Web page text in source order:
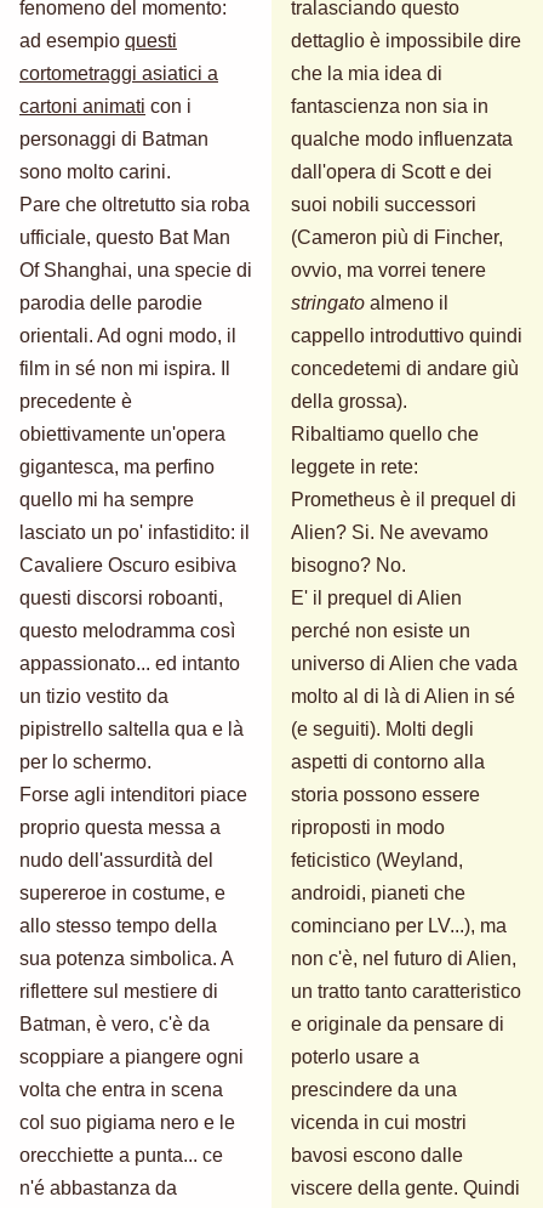
fenomeno del momento:
ad esempio questi
cortometraggi asiatici a
cartoni animati con i
personaggi di Batman
sono molto carini.
Pare che oltretutto sia roba
ufficiale, questo Bat Man
Of Shanghai, una specie di
parodia delle parodie
orientali. Ad ogni modo, il
film in sé non mi ispira. Il
precedente è
obiettivamente un'opera
gigantesca, ma perfino
quello mi ha sempre
lasciato un po' infastidito: il
Cavaliere Oscuro esibiva
questi discorsi roboanti,
questo melodramma così
appassionato... ed intanto
un tizio vestito da
pipistrello saltella qua e là
per lo schermo.
Forse agli intenditori piace
proprio questa messa a
nudo dell'assurdità del
supereroe in costume, e
allo stesso tempo della
sua potenza simbolica. A
riflettere sul mestiere di
Batman, è vero, c'è da
scoppiare a piangere ogni
volta che entra in scena
col suo pigiama nero e le
orecchiette a punta... ce
n'é abbastanza da
tralasciando questo
dettaglio è impossibile dire
che la mia idea di
fantascienza non sia in
qualche modo influenzata
dall'opera di Scott e dei
suoi nobili successori
(Cameron più di Fincher,
ovvio, ma vorrei tenere
stringato almeno il
cappello introduttivo quindi
concedetemi di andare giù
della grossa).
Ribaltiamo quello che
leggete in rete:
Prometheus è il prequel di
Alien? Si. Ne avevamo
bisogno? No.
E' il prequel di Alien
perché non esiste un
universo di Alien che vada
molto al di là di Alien in sé
(e seguiti). Molti degli
aspetti di contorno alla
storia possono essere
riproposti in modo
feticistico (Weyland,
androidi, pianeti che
cominciano per LV...), ma
non c'è, nel futuro di Alien,
un tratto tanto caratteristico
e originale da pensare di
poterlo usare a
prescindere da una
vicenda in cui mostri
bavosi escono dalle
viscere della gente. Quindi